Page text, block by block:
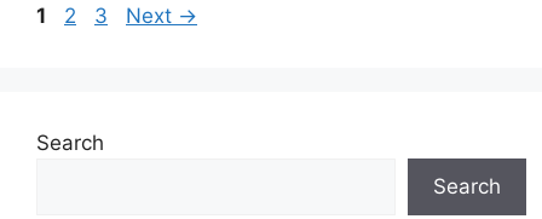
Page
1 Page
2 Page
3 Next →
Search
Search